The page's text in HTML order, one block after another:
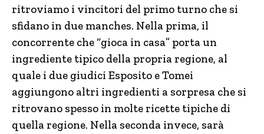
ritroviamo i vincitori del primo turno che si
sfidano in due manches. Nella prima, il
concorrente che “gioca in casa” porta un
ingrediente tipico della propria regione, al
quale i due giudici Esposito e Tomei
aggiungono altri ingredienti a sorpresa che si
ritrovano spesso in molte ricette tipiche di
quella regione. Nella seconda invece, sarà